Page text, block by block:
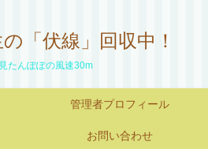
「伏線」回収中！
たんぽぽの風速30m
管理者プロフィール
お問い合わせ